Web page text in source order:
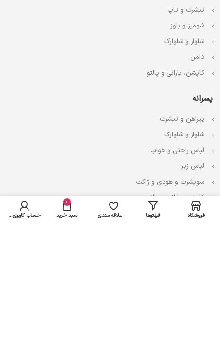
تیشرت و تاپ
شومیز و بلوز
شلوار و شلوارک
دامن
کاپشن، بارانی و پالتو
پسرانه
پیراهن و تیشرت
شلوار و شلوارک
لباس راحتی و خواب
لباس زیر
سویشرت و هودی و ژاکت
کاپشن، بارانی و پالتو
فروشگاه فیلترها علاقه مندی
0
سبد خرید حساب کاربری من